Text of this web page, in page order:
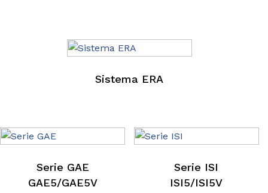
Sistema ERA
Serie GAE
GAE5/GAE5V
Serie ISI
ISI5/ISI5V